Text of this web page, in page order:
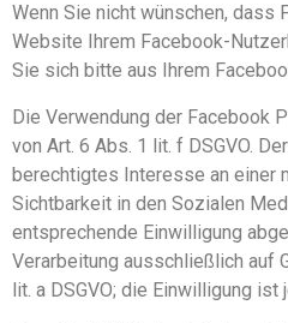
Wenn Sie nicht wünschen, dass
Website Ihrem Facebook-
Sie sich bitte aus Ihrem
Die Verwendung der Facebook
von Art. 6 Abs. 1 lit. f DSGVO.
berechtigtes Interesse an einer
Sichtbarkeit in den Sozialen
entsprechende Einwilligung
Verarbeitung ausschließlich auf
lit. a DSGVO; die Einwilligung